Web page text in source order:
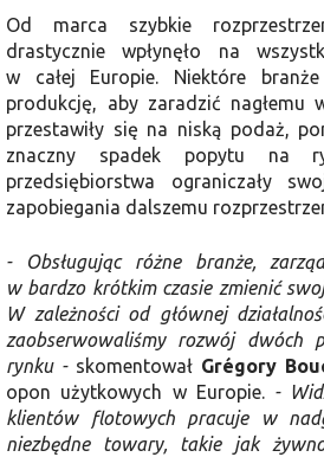
Od marca szybkie
drastycznie wpłynęło na
w całej Europie. Niektóre branże
produkcję, aby zaradzić nagłemu
przestawiły się na niską podaż,
znaczny spadek popytu na
przedsiębiorstwa ograniczały
zapobiegania dalszemu
- Obsługując różne branże,
w bardzo krótkim czasie zmienić
W zależności od głównej
zaobserwowaliśmy rozwój dwóch
rynku -skomentował Grégory
opon użytkowych w Europie. -
klientów flotowych pracuje w
niezbędne towary, takie jak